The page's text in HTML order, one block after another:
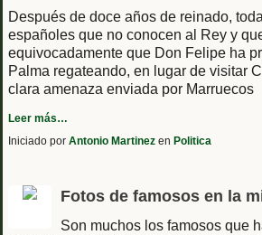
Después de doce años de reinado,
españoles que no conocen al Rey y
equivocadamente que Don Felipe ha
Palma regateando, en lugar de visitar
clara amenaza enviada por Marruecos
Leer más…
Iniciado por Antonio Martinez en Politica
Fotos de famosos en la
Son muchos los famosos que